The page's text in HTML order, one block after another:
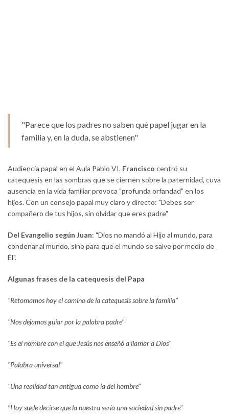
"Parece que los padres no saben qué papel jugar en la
familia y, en la duda, se abstienen"
Audiencia papal en el Aula Pablo VI. Francisco centró su
catequesis en las sombras que se ciernen sobre la paternidad, cuya
ausencia en la vida familiar provoca "profunda orfandad" en los
hijos. Con un consejo papal muy claro y directo: "Debes ser
compañero de tus hijos, sin olvidar que eres padre"
Del Evangelio según Juan: "Dios no mandó al Hijo al mundo, para
condenar al mundo, sino para que el mundo se salve por medio de
Él".
Algunas frases de la catequesis del Papa
"Retomamos hoy el camino de la catequesis sobre la familia"
"Nos dejamos guiar por la palabra padre"
"Es el nombre con el que Jesús nos enseñó a llamar a Dios"
"Palabra universal"
"Una realidad tan antigua como la del hombre"
"Hoy suele decirse que la nuestra sería una sociedad sin padre"